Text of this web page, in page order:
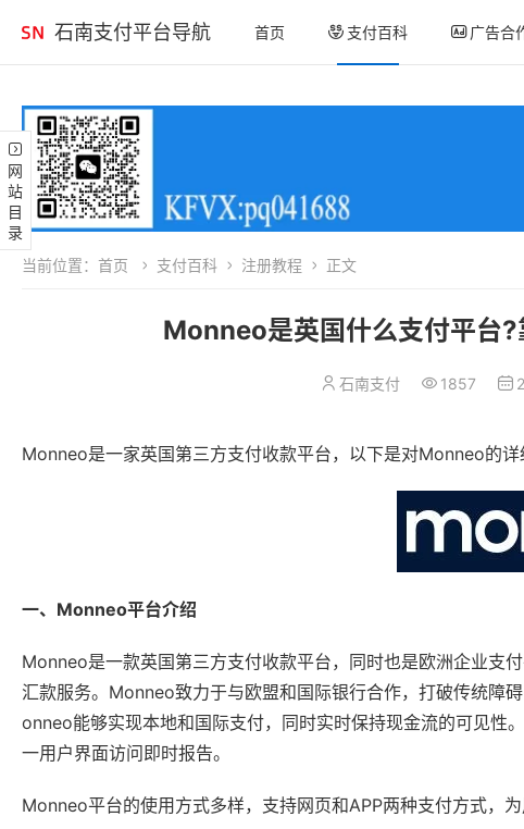
石南支付平台导航 首页 支付百科 广告合
网站目录
当前位置： 首页 支付百科 注册教程 正文
Monneo是英国什么支付平台
石南支付 1857
Monneo是一家英国第三方支付收款平台，以下是对Monneo的
一、Monneo平台介绍
Monneo是一款英国第三方支付收款平台，同时也是欧洲企业支
汇款服务。Monneo致力于与欧盟和国际银行合作，打破传统障
onneo能够实现本地和国际支付，同时实时保持现金流的可见性
一用户界面访问即时报告。
Monneo平台的使用方式多样，支持网页和APP两种支付方式，为